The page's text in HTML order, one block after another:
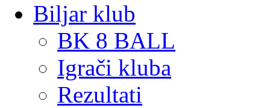
Biljar klub
BK 8 BALL
Igrači kluba
Rezultati